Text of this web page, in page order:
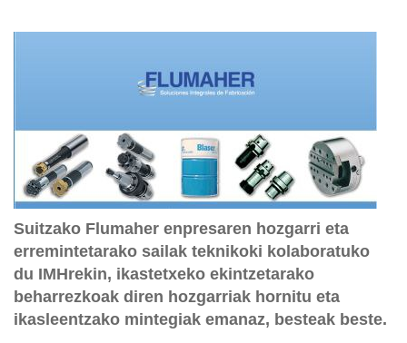
Suitzako Flumaher enpresaren hozgarri eta
erremintetarako sailak teknikoki kolaboratuko
du IMHrekin, ikastetxeko ekintzetarako
beharrezkoak diren hozgarriak hornitu eta
ikasleentzako mintegiak emanaz, besteak beste.